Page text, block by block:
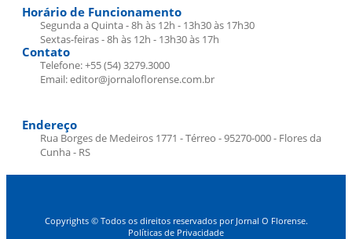
Horário de Funcionamento
Segunda a Quinta - 8h às 12h - 13h30 às 17h30
Sextas-feiras - 8h às 12h - 13h30 às 17h
Contato
Telefone: +55 (54) 3279.3000
Email: editor@jornaloflorense.com.br
Endereço
Rua Borges de Medeiros 1771 - Térreo - 95270-000 - Flores da
Cunha - RS
Copyrights © Todos os direitos reservados por Jornal O Florense.
Políticas de Privacidade